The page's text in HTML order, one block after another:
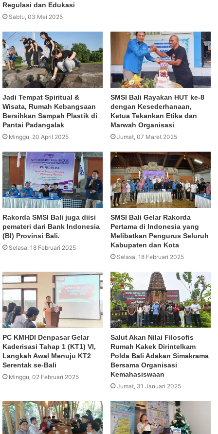
Regulasi dan Edukasi
Sabtu, 03 Mei 2025
Jadi Tempat Spiritual &
Wisata, Rumah Kebangsaan
Bersihkan Sampah Plastik di
Pantai Padangalak
Minggu, 20 April 2025
SMSI Bali Rayakan HUT ke-8
dengan Kesederhanaan,
Ketua Tekankan Etika dan
Marwah Organisasi
Jumat, 07 Maret 2025
Rakorda SMSI Bali juga diisi
pemateri dari Bank Indonesia
(BI) Provinsi Bali.
Selasa, 18 Februari 2025
SMSI Bali Gelar Rakorda
Pertama di Indonesia yang
Melibatkan Pengurus Seluruh
Kabupaten dan Kota
Selasa, 18 Februari 2025
PC KMHDI Denpasar Gelar
Kaderisasi Tahap 1 (KT1) VI,
Langkah Awal Menuju KT2
Serentak se-Bali
Minggu, 02 Februari 2025
Salut Akan Nilai Filosofis
Rumah Kakek Dirintelkam
Polda Bali Adakan Simakrama
Bersama Organisasi
Kemahasiswaan
Jumat, 31 Januari 2025